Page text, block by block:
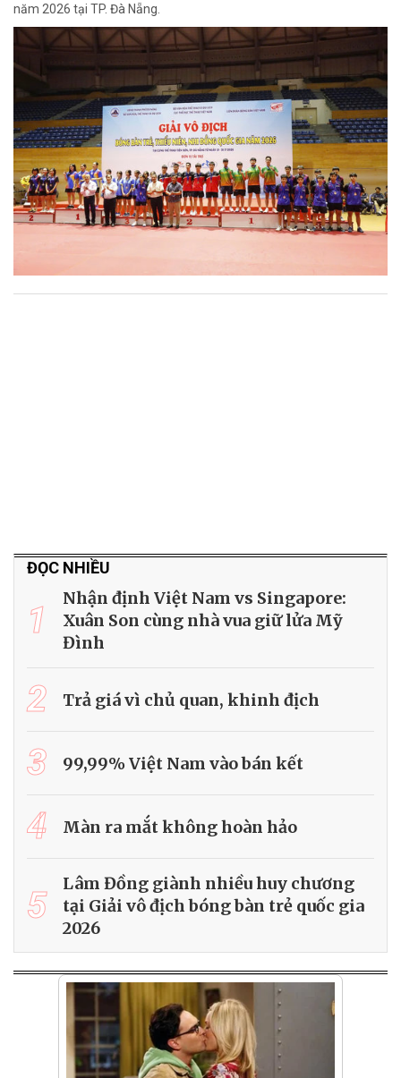
năm 2026 tại TP. Đà Nẵng.
ĐỌC NHIỀU
1
Nhận định Việt Nam vs Singapore:
Xuân Son cùng nhà vua giữ lửa Mỹ
Đình
2 Trả giá vì chủ quan, khinh địch
3 99,99% Việt Nam vào bán kết
4 Màn ra mắt không hoàn hảo
5
Lâm Đồng giành nhiều huy chương
tại Giải vô địch bóng bàn trẻ quốc gia
2026